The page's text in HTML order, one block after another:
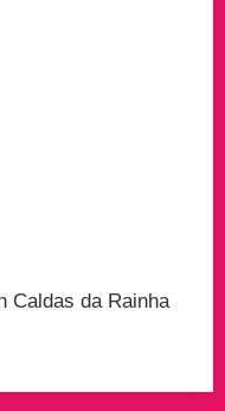
Caldas da Rainha